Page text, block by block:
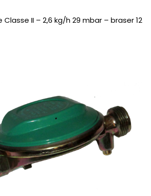
Classe II – 2,6 kg/h 29 mbar – braser 12